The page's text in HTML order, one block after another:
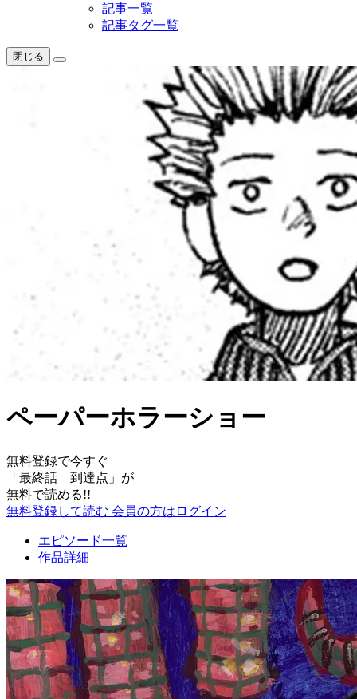
記事一覧
記事タグ一覧
閉じる
ペーパーホラーショー
無料登録で今すぐ
「 最終話 到達点 」が
無料で読める!!
無料登録して読む 会員の方はログイン
エピソード一覧
作品詳細